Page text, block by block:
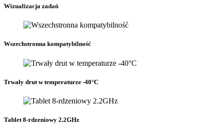
Wizualizacja zadań
Wszechstronna kompatybilność
Trwały drut w temperaturze -40°C
Tablet 8-rdzeniowy 2.2GHz